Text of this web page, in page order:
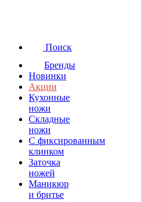
Поиск
Бренды
Новинки
Акции
Кухонные
ножи
Складные
ножи
C фиксированным
клинком
Заточка
ножей
Маникюр
и бритье